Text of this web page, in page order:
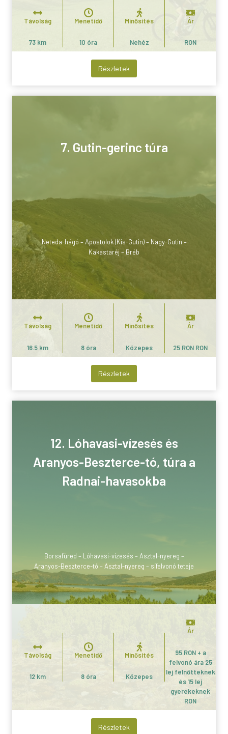
Távolság
73 km
Menetidő
10 óra
Minősítés
Nehéz
Ár
RON
Részletek
7. Gutin-gerinc túra
Neteda-hágó – Apostolok (Kis-Gutin) – Nagy-Gutin –
Kakastaréj – Bréb
Távolság
16.5 km
Menetidő
8 óra
Minősítés
Közepes
Ár
25 RON RON
Részletek
12. Lóhavasi-vízesés és
Aranyos-Beszterce-tó, túra a
Radnai-havasokba
Borsafüred – Lóhavasi-vízesés – Asztal-nyereg –
Aranyos-Beszterce-tó – Asztal-nyereg – sífelvonó teteje
Távolság
12 km
Menetidő
8 óra
Minősítés
Közepes
Ár
95 RON + a
felvonó ára 25
lej felnőtteknek
és 15 lej
gyerekeknek
RON
Részletek